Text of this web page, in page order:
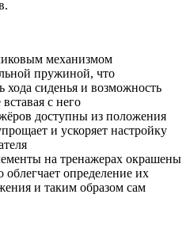
механизмом
пружиной, что
хода сиденья и возможность
с него
доступны из положения
и ускоряет настройку
на тренажерах окрашены
определение их
и таким образом сам